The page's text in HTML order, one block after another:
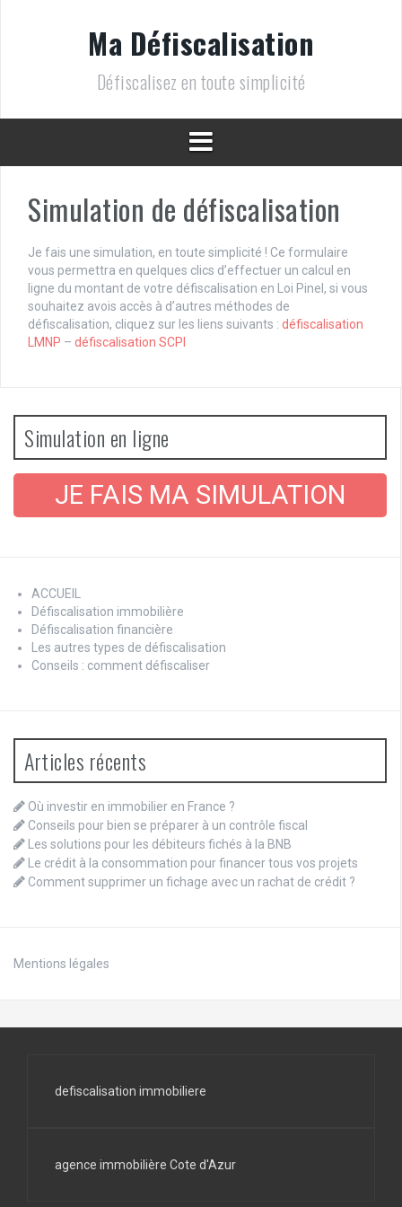
u
n
Ma Défiscalisation
Défiscalisez en toute simplicité
Simulation de défiscalisation
Je fais une simulation, en toute simplicité ! Ce formulaire
vous permettra en quelques clics d’effectuer un calcul en
ligne du montant de votre défiscalisation en Loi Pinel, si vous
souhaitez avois accès à d’autres méthodes de
défiscalisation, cliquez sur les liens suivants : défiscalisation
LMNP – défiscalisation SCPI
Simulation en ligne
JE FAIS MA SIMULATION
ACCUEIL
Défiscalisation immobilière
Défiscalisation financière
Les autres types de défiscalisation
Conseils : comment défiscaliser
Articles récents
Où investir en immobilier en France ?
Conseils pour bien se préparer à un contrôle fiscal
Les solutions pour les débiteurs fichés à la BNB
Le crédit à la consommation pour financer tous vos projets
Comment supprimer un fichage avec un rachat de crédit ?
Mentions légales
defiscalisation immobiliere
agence immobilière Cote d'Azur